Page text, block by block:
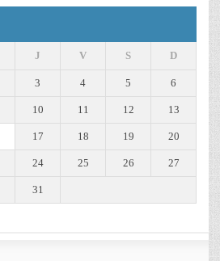
J V S D
3 4 5 6
10 11 12 13
17 18 19 20
24 25 26 27
31